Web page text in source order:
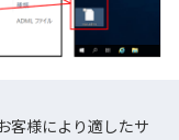
客様により適したサ